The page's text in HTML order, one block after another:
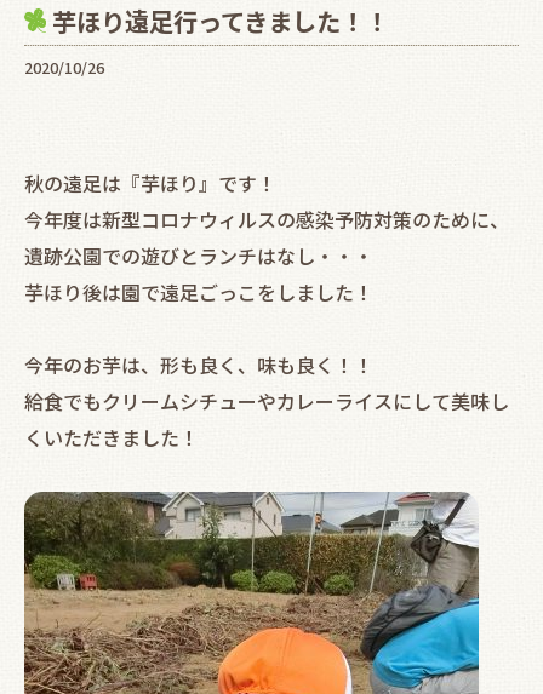
芋ほり遠足行ってきました！！
2020/10/26
秋の遠足は『芋ほり』です！
今年度は新型コロナウィルスの感染予防対策のために、
遺跡公園での遊びとランチはなし・・・
芋ほり後は園で遠足ごっこをしました！
今年のお芋は、形も良く、味も良く！！
給食でもクリームシチューやカレーライスにして美味し
くいただきました！